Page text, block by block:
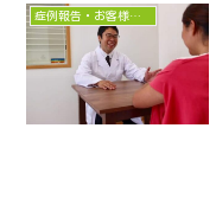
症例報告・お客様の声